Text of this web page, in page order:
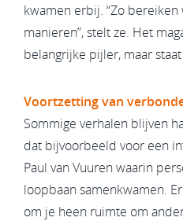
kwamen erbij. “Zo
manieren”, stelt ze. Het
belangrijke pijler, maar
Voortzetting van
Sommige verhalen blijven
dat bijvoorbeeld voor een
Paul van Vuuren waarin
loopbaan samen­kwamen.
om je heen ruimte om